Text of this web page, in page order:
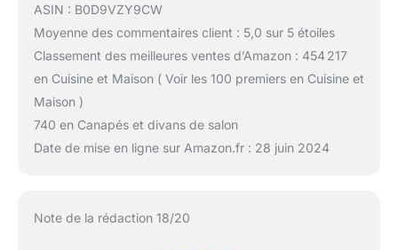
ASIN : B0D9VZY9CW
Moyenne des commentaires client : 5,0 sur 5 étoiles
Classement des meilleures ventes d’Amazon : 454 217
en Cuisine et Maison ( Voir les 100 premiers en Cuisine et
Maison )
740 en Canapés et divans de salon
Date de mise en ligne sur Amazon.fr : 28 juin 2024
Note de la rédaction 18/20